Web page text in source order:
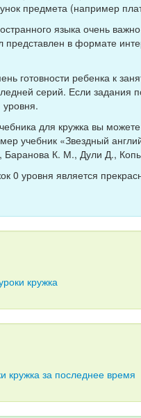
предмета (например
языка очень
представлен в формате
готовности ребенка к
серий. Если задания
для кружка вы
учебник «Звездный
Баранова К. М., Дули Д.,
0 уровня является
кружка
кружка за последнее время